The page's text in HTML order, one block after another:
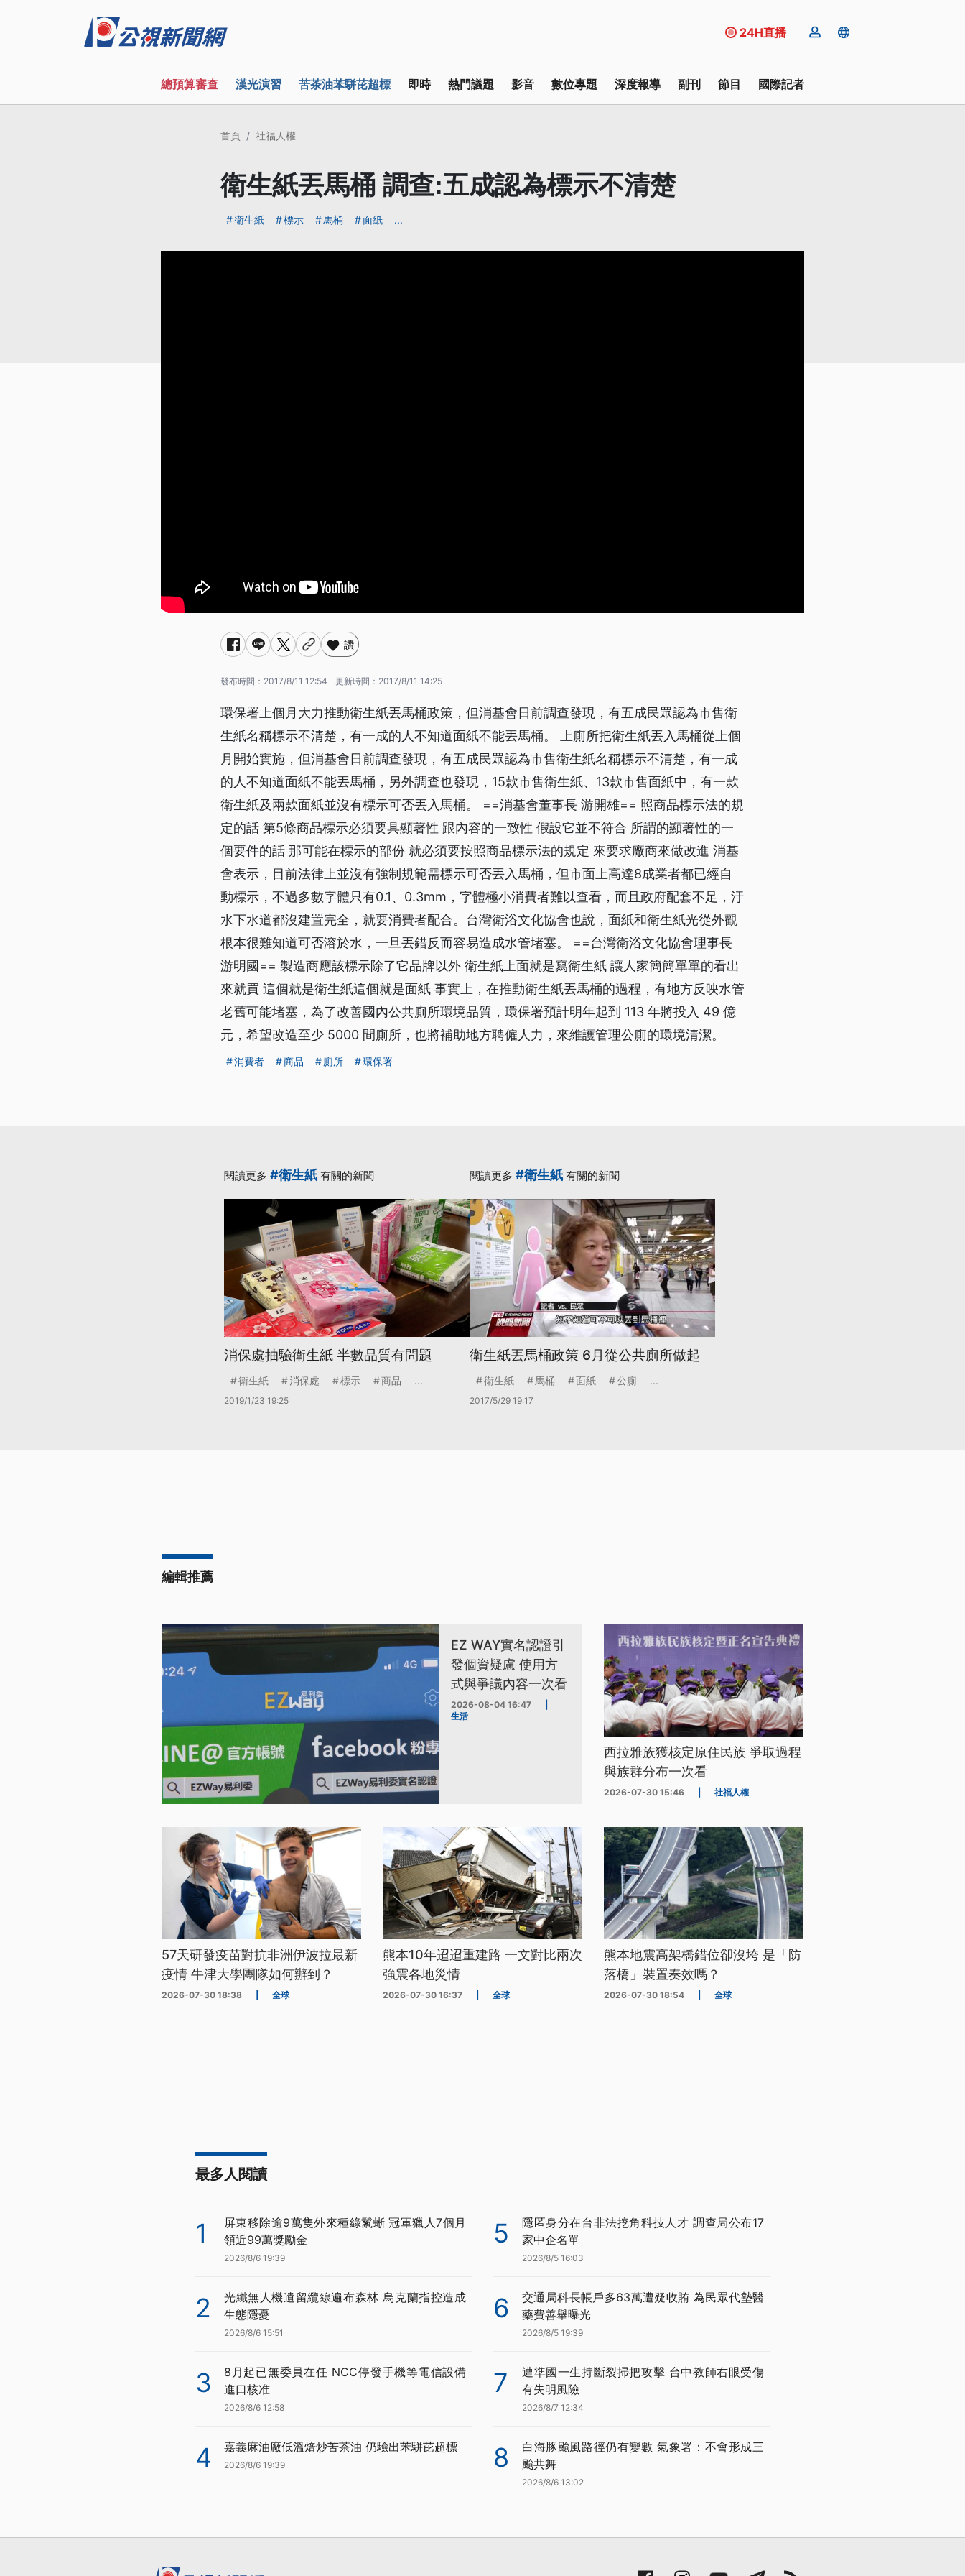
24H直播
總預算審查 漢光演習 苦茶油苯駢芘超標 即時 熱門議題 影音 數位專題 深度報導 副刊 節目 國際記者
首頁 社福人權
衛生紙丟馬桶 調查:五成認為標示不清楚
衛生紙 標示 馬桶 面紙 ...
讚
發布時間： 2017/8/11 12:54 更新時間： 2017/8/11 14:25
環保署上個月大力推動衛生紙丟馬桶政策，但消基會日前調查發現，有五成民眾認為市售衛
生紙名稱標示不清楚，有一成的人不知道面紙不能丟馬桶。 上廁所把衛生紙丟入馬桶從上個
月開始實施，但消基會日前調查發現，有五成民眾認為市售衛生紙名稱標示不清楚，有一成
的人不知道面紙不能丟馬桶，另外調查也發現，15款市售衛生紙、13款市售面紙中，有一款
衛生紙及兩款面紙並沒有標示可否丟入馬桶。 ==消基會董事長 游開雄== 照商品標示法的規
定的話 第5條商品標示必須要具顯著性 跟內容的一致性 假設它並不符合 所謂的顯著性的一
個要件的話 那可能在標示的部份 就必須要按照商品標示法的規定 來要求廠商來做改進 消基
會表示，目前法律上並沒有強制規範需標示可否丟入馬桶，但市面上高達8成業者都已經自
動標示，不過多數字體只有0.1、0.3mm，字體極小消費者難以查看，而且政府配套不足，汙
水下水道都沒建置完全，就要消費者配合。台灣衛浴文化協會也說，面紙和衛生紙光從外觀
根本很難知道可否溶於水，一旦丟錯反而容易造成水管堵塞。 ==台灣衛浴文化協會理事長
游明國== 製造商應該標示除了它品牌以外 衛生紙上面就是寫衛生紙 讓人家簡簡單單的看出
來就買 這個就是衛生紙這個就是面紙 事實上，在推動衛生紙丟馬桶的過程，有地方反映水管
老舊可能堵塞，為了改善國內公共廁所環境品質，環保署預計明年起到 113 年將投入 49 億
元，希望改造至少 5000 間廁所，也將補助地方聘僱人力，來維護管理公廁的環境清潔。
消費者 商品 廁所 環保署
閱讀更多 #衛生紙 有關的新聞
消保處抽驗衛生紙 半數品質有問題
衛生紙 消保處 標示 商品 ...
2019/1/23 19:25
閱讀更多 #衛生紙 有關的新聞
衛生紙丟馬桶政策 6月從公共廁所做起
衛生紙 馬桶 面紙 公廁 ...
2017/5/29 19:17
編輯推薦
EZ WAY實名認證引
發個資疑慮 使用方
式與爭議內容一次看
2026-08-04 16:47
生活
西拉雅族獲核定原住民族 爭取過程
與族群分布一次看
2026-07-30 15:46 社福人權
57天研發疫苗對抗非洲伊波拉最新
疫情 牛津大學團隊如何辦到？
2026-07-30 18:38 全球
熊本10年迢迢重建路 一文對比兩次
強震各地災情
2026-07-30 16:37 全球
熊本地震高架橋錯位卻沒垮 是「防
落橋」裝置奏效嗎？
2026-07-30 18:54 全球
最多人閱讀
1
屏東移除逾9萬隻外來種綠鬣蜥 冠軍獵人7個月
領近99萬獎勵金
2026/8/6 19:39
2
光纖無人機遺留纜線遍布森林 烏克蘭指控造成
生態隱憂
2026/8/6 15:51
3
8月起已無委員在任 NCC停發手機等電信設備
進口核准
2026/8/6 12:58
4 嘉義麻油廠低溫焙炒苦茶油 仍驗出苯駢芘超標
2026/8/6 19:39
5
隱匿身分在台非法挖角科技人才 調查局公布17
家中企名單
2026/8/5 16:03
6
交通局科長帳戶多63萬遭疑收賄 為民眾代墊醫
藥費善舉曝光
2026/8/5 19:39
7
遭準國一生持斷裂掃把攻擊 台中教師右眼受傷
有失明風險
2026/8/7 12:34
8
白海豚颱風路徑仍有變數 氣象署：不會形成三
颱共舞
2026/8/6 13:02